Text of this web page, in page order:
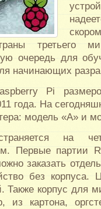
третьего
очередь для
начинающих
Pi
года. На
модель «A» и
на
Первые партии
заказать
без корпуса.
Также корпус для
из картона,